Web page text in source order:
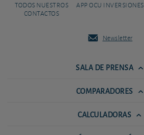
TODOS NUESTROS
CONTACTOS
APP OCU INVERSIONES
Newsletter
SALA DE PRENSA
COMPARADORES
CALCULADORAS